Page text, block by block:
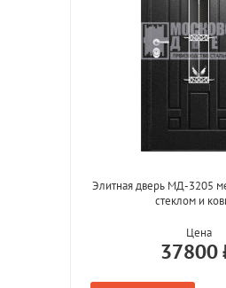
Элитная дверь МД-3205
стеклом и
Цена
37800